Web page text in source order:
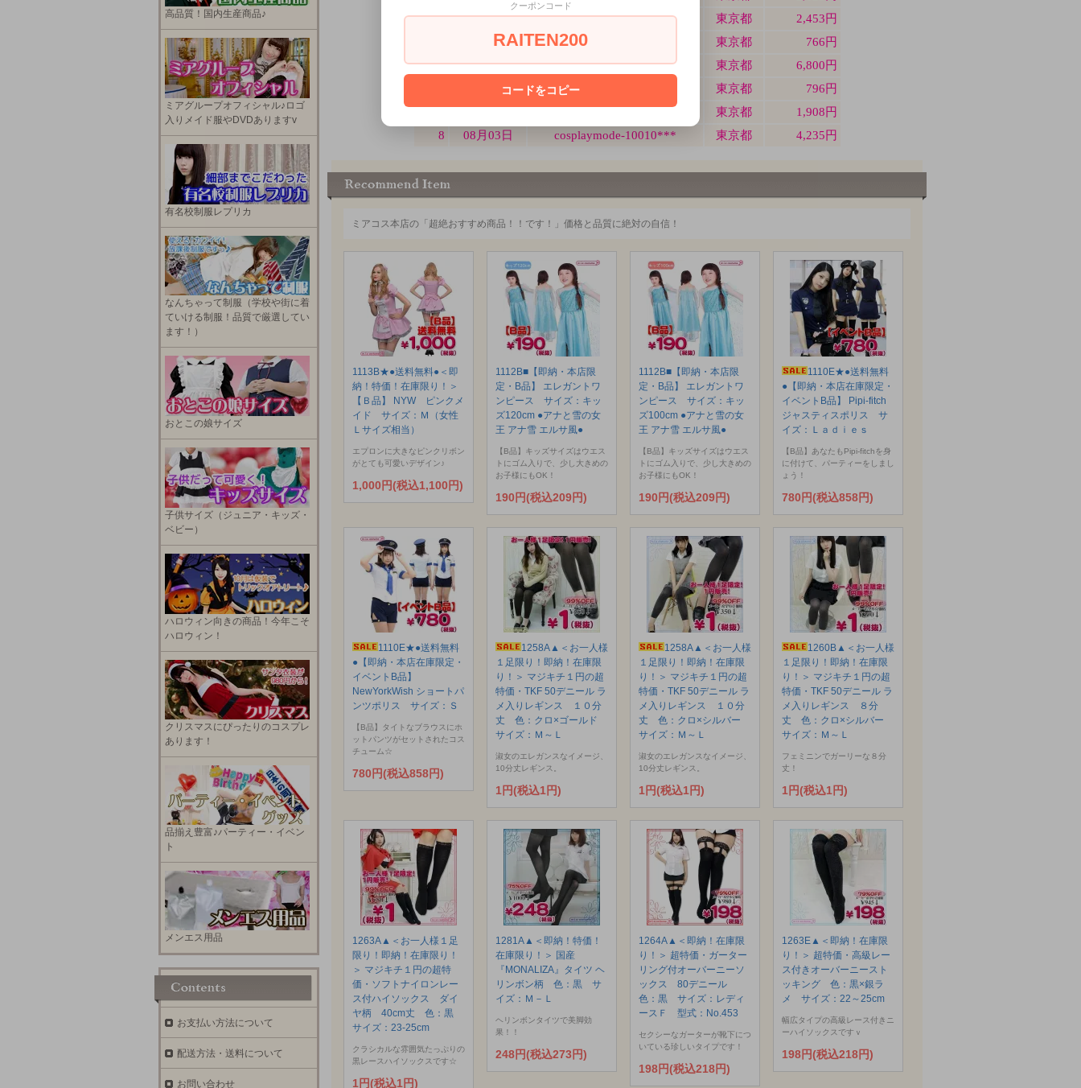
ミアコス本店の「超絶おすすめ商品！！です！」価格と品質に絶対の自信！
1113B★●送料無料●＜即
納！特価！在庫限り！＞
【Ｂ品】 NYW ピンクメ
イド サイズ：Ｍ（女性
Ｌサイズ相当）
エプロンに大きなピンクリボン
がとても可愛いデザイン♪
1,000円(税込1,100円)
1112B■【即納・本店限
定・B品】 エレガントワ
ンピース サイズ：キッ
ズ120cm ●アナと雪の女
王 アナ雪 エルサ風●
【B品】キッズサイズはウエス
トにゴム入りで、少し大きめの
お子様にもOK！
190円(税込209円)
1112B■【即納・本店限
定・B品】 エレガントワ
ンピース サイズ：キッ
ズ100cm ●アナと雪の女
王 アナ雪 エルサ風●
【B品】キッズサイズはウエス
トにゴム入りで、少し大きめの
お子様にもOK！
190円(税込209円)
1110E★●送料無料
●【即納・本店在庫限定・
イベントB品】 Pipi-fitch
ジャスティスポリス サ
イズ：Ｌａｄｉｅｓ
【B品】あなたもPipi-fitchを身
に付けて、パーティーをしまし
ょう！
780円(税込858円)
1110E★●送料無料
●【即納・本店在庫限定・
イベントB品】
NewYorkWish ショートパ
ンツポリス サイズ：Ｓ
【B品】タイトなブラウスにホ
ットパンツがセットされたコス
チューム☆
780円(税込858円)
1258A▲＜お一人様
１足限り！即納！在庫限
り！＞ マジキチ１円の超
特価・TKF 50デニール ラ
メ入りレギンス １０分
丈 色：クロ×ゴールド
サイズ：Ｍ～Ｌ
淑女のエレガンスなイメージ、
10分丈レギンス。
1円(税込1円)
1258A▲＜お一人様
１足限り！即納！在庫限
り！＞ マジキチ１円の超
特価・TKF 50デニール ラ
メ入りレギンス １０分
丈 色：クロ×シルバー
サイズ：Ｍ～Ｌ
淑女のエレガンスなイメージ、
10分丈レギンス。
1円(税込1円)
1260B▲＜お一人様
１足限り！即納！在庫限
り！＞ マジキチ１円の超
特価・TKF 50デニール ラ
メ入りレギンス ８分
丈 色：クロ×シルバー
サイズ：Ｍ～Ｌ
フェミニンでガーリーな８分
丈！
1円(税込1円)
1263A▲＜お一人様１足
限り！即納！在庫限り！
＞ マジキチ１円の超特
価・ソフトナイロンレー
ス付ハイソックス ダイ
ヤ柄 40cm丈 色：黒
サイズ：23-25cm
クラシカルな雰囲気たっぷりの
黒レースハイソックスです☆
1円(税込1円)
1281A▲＜即納！特価！
在庫限り！＞ 国産
『MONALIZA』タイツ ヘ
リンボン柄 色：黒 サ
イズ：Ｍ－Ｌ
ヘリンボンタイツで美脚効
果！！
248円(税込273円)
1264A▲＜即納！在庫限
り！＞ 超特価・ガーター
リング付オーバーニーソ
ックス 80デニール
色：黒 サイズ：レディ
ースＦ 型式：No.453
セクシーなガーターが靴下につ
いている珍しいタイプです！
198円(税込218円)
1263E▲＜即納！在庫限
り！＞ 超特価・高級レー
ス付きオーバーニースト
ッキング 色：黒×銀ラ
メ サイズ：22～25cm
幅広タイプの高級レース付きニ
ーハイソックスですｖ
198円(税込218円)
高品質！国内生産商品♪
ミアグループオフィシャル♪ロゴ
入りメイド服やDVDありますv
有名校制服レプリカ
なんちゃって制服（学校や街に着
ていける制服！品質で厳選してい
ます！）
おとこの娘サイズ
子供サイズ（ジュニア・キッズ・
ベビー）
ハロウィン向きの商品！今年こそ
ハロウィン！
クリスマスにぴったりのコスプレ
あります！
品揃え豊富♪パーティー・イベン
ト
メンエス用品
お支払い方法について
配送方法・送料について
お問い合わせ
クーポンコード
RAITEN200
コードをコピー